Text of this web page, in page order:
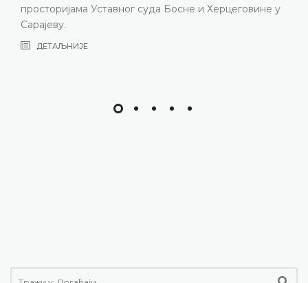
просторијама Уставног суда Босне и Херцеговине у
Сарајеву.
ДЕТАЉНИЈЕ